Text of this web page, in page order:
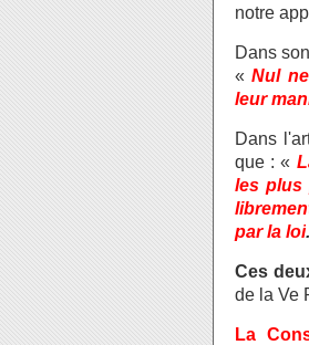
notre
Dans
«Nul
leur
Dans
que : «
les plus
par la loi.
Ces
de la Ve
La